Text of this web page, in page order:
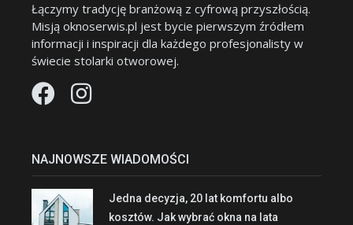
Łączymy tradycję branżową z cyfrową przyszłością.
Misją oknoserwis.pl jest bycie pierwszym źródłem
informacji i inspiracji dla każdego profesjonalisty w
świecie stolarki otworowej.
NAJNOWSZE WIADOMOŚCI
Jedna decyzja, 20 lat komfortu albo
kosztów. Jak wybrać okna na lata